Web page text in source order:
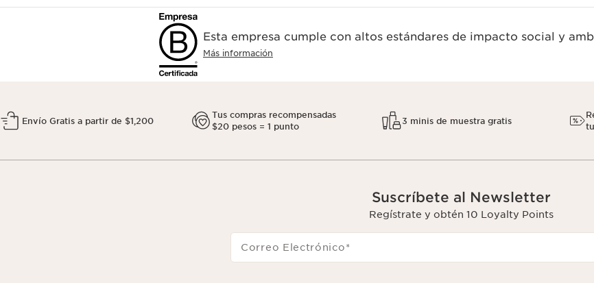
Esta empresa cumple con altos estándares de impacto social y
Más información
Envío Gratis a partir de $1,200
Tus compras recompensadas
$20 pesos = 1 punto
3 minis de muestra gratis
Suscríbete al Newsletter
Regístrate y obtén 10 Loyalty Points
Correo Electrónico*